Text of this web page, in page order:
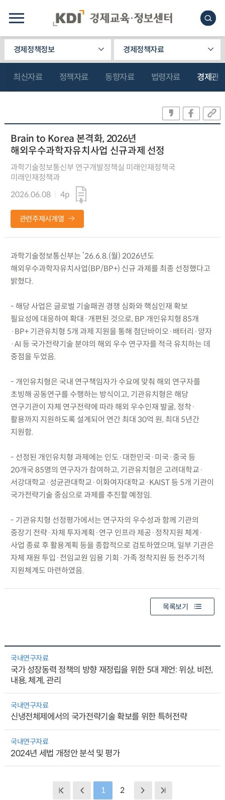
경제정책정보 경제정책자료
최신자료 정책자료 동향자료 법령자료 경제관
Brain to Korea 본격화, 2026년
해외우수과학자유치사업 신규과제 선정
과학기술정보통신부 연구개발정책실 미래인재정책국
미래인재정책과
2026.06.08
4p
관련주제시계열
과학기술정보통신부는 ’26.6.8.(월) 2026년도
해외우수과학자유치사업(BP/BP+) 신규 과제를 최종 선정했다고
밝혔다.
- 해당 사업은 글로벌 기술패권 경쟁 심화와 핵심인재 확보
필요성에 대응하여 확대·개편된 것으로, BP 개인유치형 85개
·BP+ 기관유치형 5개 과제 지원을 통해 첨단바이오·배터리·양자
·AI 등 국가전략기술 분야의 해외 우수 연구자를 적극 유치하는 데
중점을 두었음.
- 개인유치형은 국내 연구책임자가 수요에 맞춰 해외 연구자를
초빙해 공동연구를 수행하는 방식이고, 기관유치형은 해당
연구기관이 자체 연구전략에 따라 해외 우수인재 발굴, 정착·
활용까지 지원하도록 설계되어 연간 최대 30억 원, 최대 5년간
지원함.
- 선정된 개인유치형 과제에는 인도·대한민국·미국·중국 등
20개국 85명의 연구자가 참여하고, 기관유치형은 고려대학교·
서강대학교·성균관대학교·이화여자대학교·KAIST 등 5개 기관이
국가전략기술 중심으로 과제를 추진할 예정임.
- 기관유치형 선정평가에서는 연구자의 우수성과 함께 기관의
중장기 전략·자체 투자계획·연구 인프라 제공·정착지원 체계·
사업 종료 후 활용계획 등을 종합적으로 검토하였으며, 일부 기관은
자체 재원 투입·전임교원 임용 기회·가족 정착지원 등 전주기적
지원체계도 마련하였음.
목록보기
국내연구자료
국가 성장동력 정책의 방향 재정립을 위한 5대 제언: 위상, 비전,
내용, 체계, 관리
국내연구자료
신냉전체제에서의 국가전략기술 확보를 위한 특허전략
국내연구자료
2024년 세법 개정안 분석 및 평가
1 2